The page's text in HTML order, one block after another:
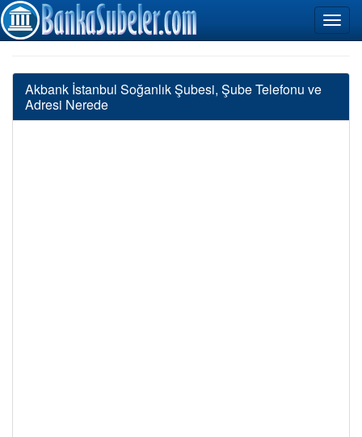
Akbank İstanbul Soğanlık Şubesi, Şube Telefonu ve
Adresi Nerede